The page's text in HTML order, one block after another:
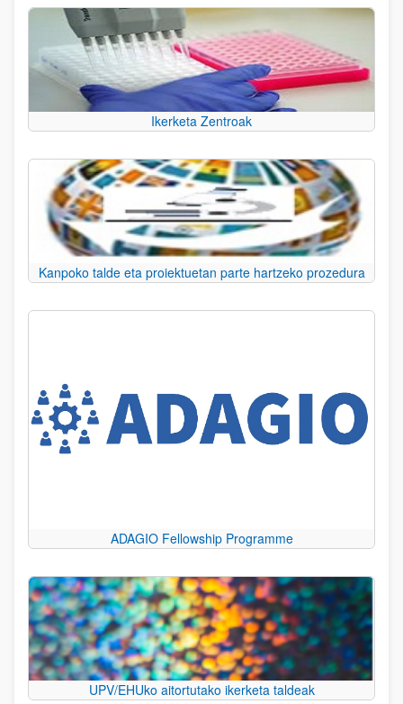
Ikerketa Zentroak
Kanpoko talde eta proiektuetan parte hartzeko prozedura
ADAGIO Fellowship Programme
UPV/EHUko aitortutako ikerketa taldeak